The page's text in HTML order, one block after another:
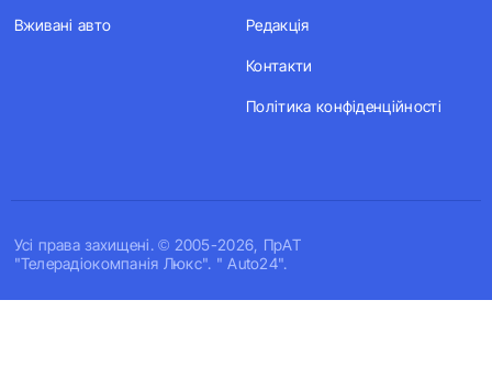
Усi права захищенi. © 2005-2026, ПрАТ
"Телерадіокомпанія Люкс". " Auto24".
Вживані авто Редакція
Контакти
Політика конфіденційності